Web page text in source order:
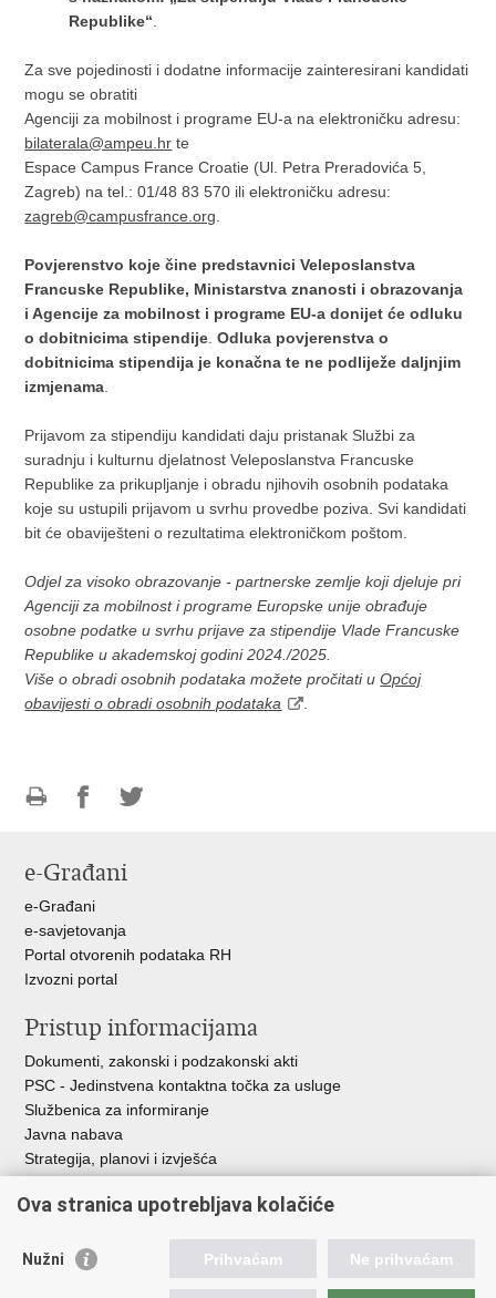
Republike“.
Za sve pojedinosti i dodatne informacije zainteresirani kandidati
mogu se obratiti
Agenciji za mobilnost i programe EU-a na elektroničku adresu:
bilaterala@ampeu.hr te
Espace Campus France Croatie (Ul. Petra Preradovića 5,
Zagreb) na tel.: 01/48 83 570 ili elektroničku adresu:
zagreb@campusfrance.org.
Povjerenstvo koje čine predstavnici Veleposlanstva
Francuske Republike, Ministarstva znanosti i obrazovanja
i Agencije za mobilnost i programe EU-a donijet će odluku
o dobitnicima stipendije.Odluka povjerenstva o
dobitnicima stipendija je konačna te ne podliježe daljnjim
izmjenama.
Prijavom za stipendiju kandidati daju pristanak Službi za
suradnju i kulturnu djelatnost Veleposlanstva Francuske
Republike za prikupljanje i obradu njihovih osobnih podataka
koje su ustupili prijavom u svrhu provedbe poziva. Svi kandidati
bit će obaviješteni o rezultatima elektroničkom poštom.
Odjel za visoko obrazovanje - partnerske zemlje koji djeluje pri
Agenciji za mobilnost i programe Europske unije obrađuje
osobne podatke u svrhu prijave za stipendije Vlade Francuske
Republike u akademskoj godini 2024./2025.
Više o obradi osobnih podataka možete pročitati uOpćoj
obavijesti o obradi osobnih podataka
.
FacebookuTwitteru
e-Građani
e-Građani
e-savjetovanja
Portal otvorenih podataka RH
Izvozni portal
Pristup informacijama
Dokumenti, zakonski i podzakonski akti
PSC - Jedinstvena kontaktna točka za usluge
Službenica za informiranje
Javna nabava
Strategija, planovi i izvješća
Ova stranica upotrebljava kolačiće
Nužni Prihvaćam Ne prihvaćam